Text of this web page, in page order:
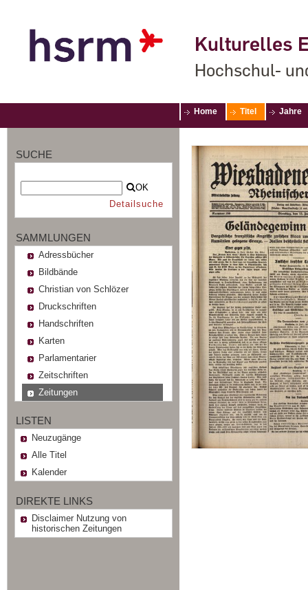
Kulturelles
Hochschul-
Home Titel Jahre
SUCHE
OK
Detailsuche
SAMMLUNGEN
Adressbücher
Bildbände
Christian von Schlözer
Druckschriften
Handschriften
Karten
Parlamentarier
Zeitschriften
Zeitungen
LISTEN
Neuzugänge
Alle Titel
Kalender
DIREKTE LINKS
Disclaimer Nutzung von
historischen Zeitungen